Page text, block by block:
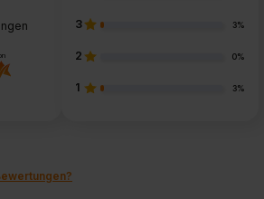
3 3%
2 0%
1 3%